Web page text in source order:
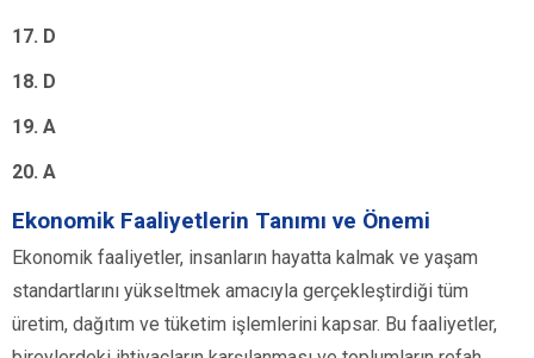
17. D
18. D
19. A
20. A
Ekonomik Faaliyetlerin Tanımı ve Önemi
Ekonomik faaliyetler, insanların hayatta kalmak ve yaşam
standartlarını yükseltmek amacıyla gerçekleştirdiği tüm
üretim, dağıtım ve tüketim işlemlerini kapsar. Bu faaliyetler,